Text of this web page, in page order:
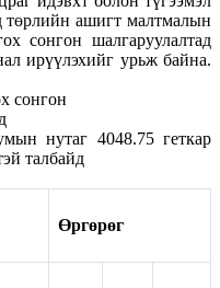
төрлийн ашигт малтмалын
сонгон шалгаруулалтад
ирүүлэхийг урьж байна.
сонгон
нутаг 4048.75 геткар
талбайд
Өргөрөг